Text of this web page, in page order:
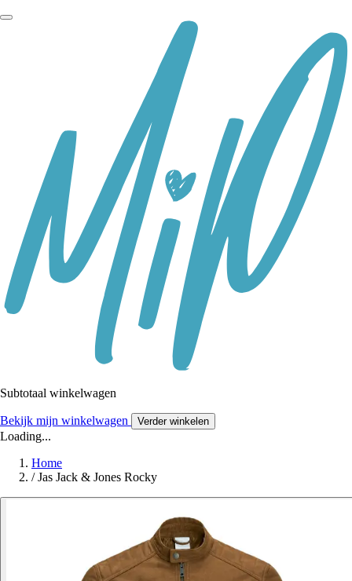
Subtotaal winkelwagen
Bekijk mijn winkelwagen Verder winkelen
Loading...
Home
/ Jas Jack & Jones Rocky